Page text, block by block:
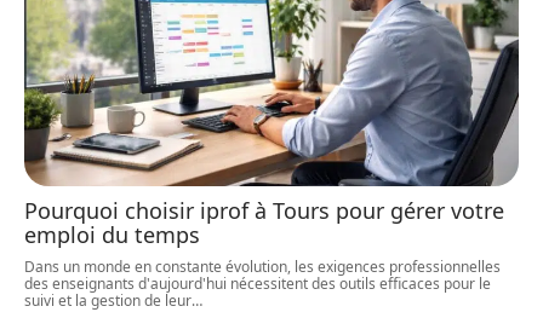
Pourquoi choisir iprof à Tours pour gérer votre
emploi du temps
Dans un monde en constante évolution, les exigences professionnelles
des enseignants d'aujourd'hui nécessitent des outils efficaces pour le
suivi et la gestion de leur…